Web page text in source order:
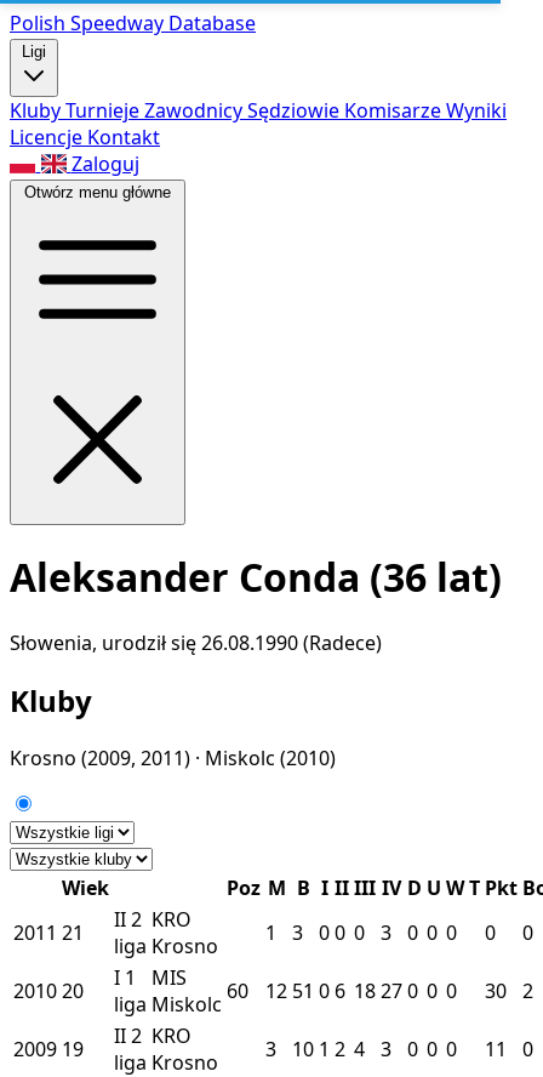
Polish Speedway Database
Ligi
KlubyTurniejeZawodnicySędziowie KomisarzeWyniki
Licencje Kontakt
Zaloguj
Otwórz menu główne
Aleksander Conda (36 lat)
Słowenia, urodził się 26.08.1990 (Radece)
Kluby
Krosno (2009, 2011) · Miskolc (2010)
Wiek Poz M B I IIIII IV D U WT Pkt
2011 21 II2
liga
KRO
Krosno
1 3 00 0 3 0 0 0 0 0
201020 I 1
liga
MIS
Miskolc 60 12 51 0 6 18270 0 0 30 2
2009 19 II2
liga
KRO
Krosno
3 10 1 2 4 3 0 0 0 11
0